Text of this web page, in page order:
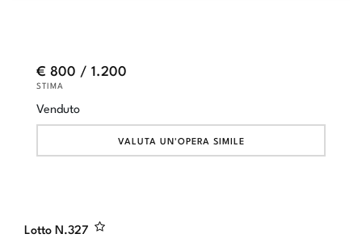
Lotto N.327
€ 800 / 1.200
STIMA
Venduto
VALUTA UN'OPERA SIMILE